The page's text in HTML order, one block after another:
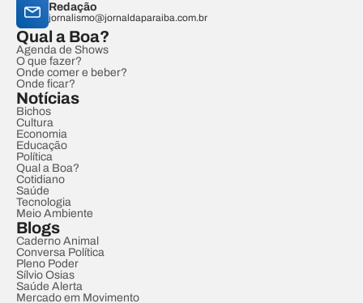
Redação
jornalismo@jornaldaparaiba.com.br
Qual a Boa?
Agenda de Shows
O que fazer?
Onde comer e beber?
Onde ficar?
Notícias
Bichos
Cultura
Economia
Educação
Política
Qual a Boa?
Cotidiano
Saúde
Tecnologia
Meio Ambiente
Blogs
Caderno Animal
Conversa Política
Pleno Poder
Sílvio Osias
Saúde Alerta
Mercado em Movimento